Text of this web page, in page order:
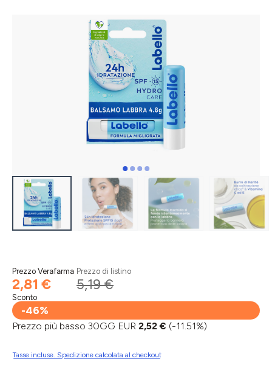
Salta la galleria di immagini
Prezzo Verafarma
2,81 €
Prezzo di listino
5,19 €
Sconto
-46%
Prezzo più basso 30GG EUR 2,52 € (-11.51%)
Tasse incluse. Spedizione calcolata al checkout